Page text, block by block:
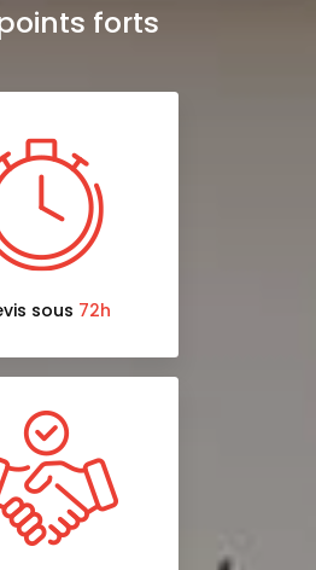
forts
sous 72h